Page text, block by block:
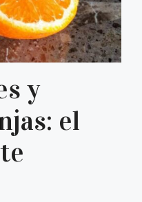
y
el